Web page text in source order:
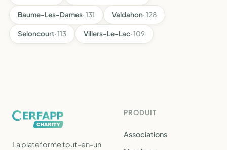
Baume-Les-Dames· 131 Valdahon· 128
Seloncourt· 113 Villers-Le-Lac· 109
La plateforme tout-en-un
PRODUIT
Associations